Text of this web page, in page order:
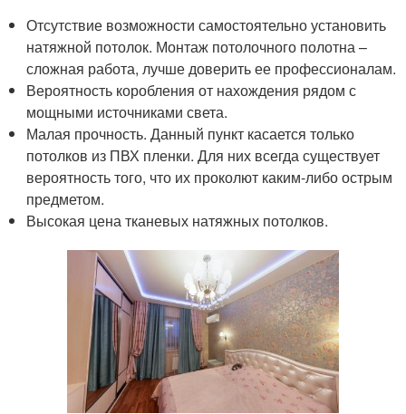
Отсутствие возможности самостоятельно установить
натяжной потолок. Монтаж потолочного полотна –
сложная работа, лучше доверить ее профессионалам.
Вероятность коробления от нахождения рядом с
мощными источниками света.
Малая прочность. Данный пункт касается только
потолков из ПВХ пленки. Для них всегда существует
вероятность того, что их проколют каким-либо острым
предметом.
Высокая цена тканевых натяжных потолков.